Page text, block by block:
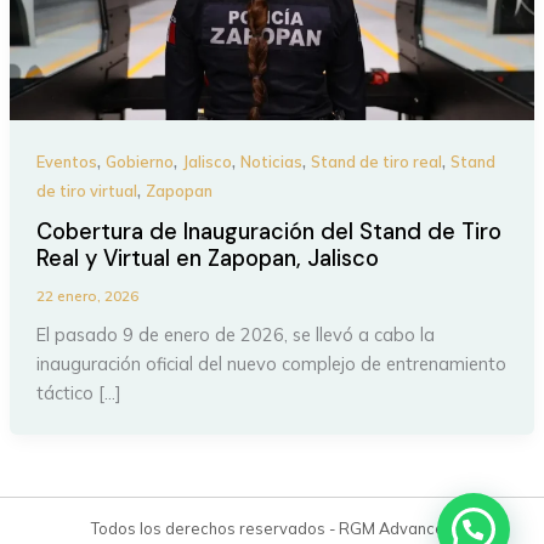
Eventos, Gobierno, Jalisco, Noticias, Stand de tiro real, Stand
de tiro virtual, Zapopan
Cobertura de Inauguración del Stand de Tiro
Real y Virtual en Zapopan, Jalisco
22 enero, 2026
El pasado 9 de enero de 2026, se llevó a cabo la
inauguración oficial del nuevo complejo de entrenamiento
táctico […]
Todos los derechos reservados - RGM Advanced